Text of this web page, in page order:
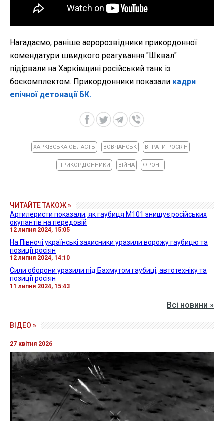
Нагадаємо, раніше аеророзвідники прикордонної
комендатури швидкого реагування "Шквал"
підірвали на Харківщині російський танк із
боєкомплектом. Прикордонники показали кадри
епічної детонації БК.
ХАРКІВСЬКА ОБЛАСТЬ ВОВЧАНСЬК ВТРАТИ РОСІЯН
ПРИКОРДОННИКИ ВІЙНА ФРОНТ
ЧИТАЙТЕ ТАКОЖ »
Артилеристи показали, як гаубиця M101 знищує російських
окупантів на передовій
12 липня 2024, 15:05
На Півночі українські захисники уразили ворожу гаубицю та
позиції росіян
12 липня 2024, 14:10
Сили оборони уразили під Бахмутом гаубиці, автотехніку та
позиції росіян
11 липня 2024, 15:43
Всі новини »
ВІДЕО »
27 квітня 2026